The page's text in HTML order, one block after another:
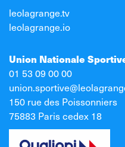
leolagrange.tv
leolagrange.io
Union Nationale
01 53 09 00 00
150 rue des Poissonniers
75883 Paris cedex 18